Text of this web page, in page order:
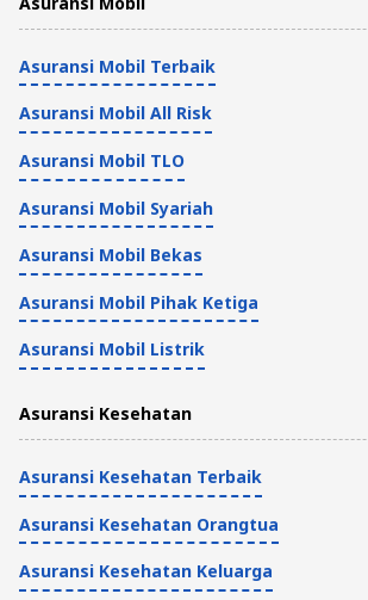
Asuransi Mobil Terbaik
Asuransi Mobil All Risk
Asuransi Mobil TLO
Asuransi Mobil Syariah
Asuransi Mobil Bekas
Asuransi Mobil Pihak Ketiga
Asuransi Mobil Listrik
Asuransi Kesehatan
Asuransi Kesehatan Terbaik
Asuransi Kesehatan Orangtua
Asuransi Kesehatan Keluarga